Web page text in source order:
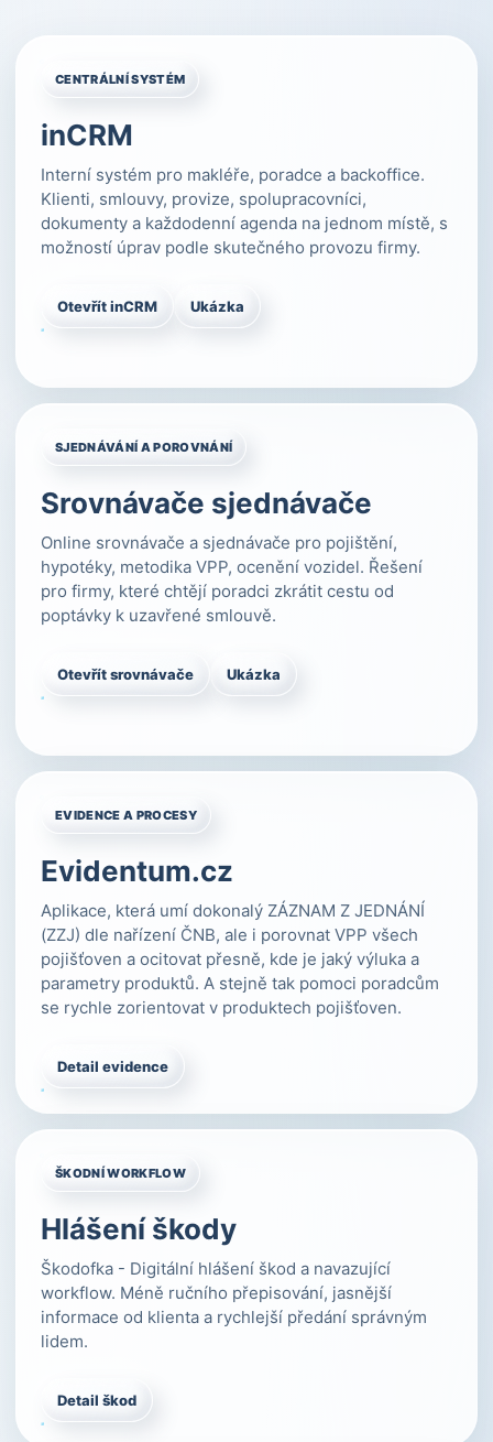
CENTRÁLNÍ SYSTÉM
inCRM
Interní systém pro makléře, poradce a backoffice.
Klienti, smlouvy, provize, spolupracovníci,
dokumenty a každodenní agenda na jednom místě, s
možností úprav podle skutečného provozu firmy.
Otevřít inCRM Ukázka
SJEDNÁVÁNÍ A POROVNÁNÍ
Srovnávače sjednávače
Online srovnávače a sjednávače pro pojištění,
hypotéky, metodika VPP, ocenění vozidel. Řešení
pro firmy, které chtějí poradci zkrátit cestu od
poptávky k uzavřené smlouvě.
Otevřít srovnávače Ukázka
EVIDENCE A PROCESY
Evidentum.cz
Aplikace, která umí dokonalý ZÁZNAM Z JEDNÁNÍ
(ZZJ) dle nařízení ČNB, ale i porovnat VPP všech
pojišťoven a ocitovat přesně, kde je jaký výluka a
parametry produktů. A stejně tak pomoci poradcům
se rychle zorientovat v produktech pojišťoven.
Detail evidence
ŠKODNÍ WORKFLOW
Hlášení škody
Škodofka - Digitální hlášení škod a navazující
workflow. Méně ručního přepisování, jasnější
informace od klienta a rychlejší předání správným
lidem.
Detail škod